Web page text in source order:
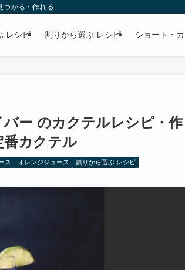
つかる・作れる
レシピ 割りから選ぶ レシピ ショート・
ー のカクテルレシピ・
番カクテル
ス オレンジジュース 割りから選ぶ レシピ